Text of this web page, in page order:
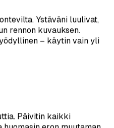
Päivitin kaikki
eron muutaman
ovat jotenkin